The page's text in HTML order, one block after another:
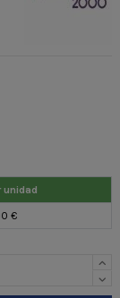
unidad
€